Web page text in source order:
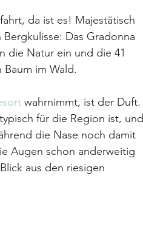
da ist es! Majestätisch
Das Gradonna
die Natur ein und die 41
im Wald.
wahrnimmt, ist der Duft.
für die Region ist, und
die Nase noch damit
Augen schon anderweitig
aus den riesigen